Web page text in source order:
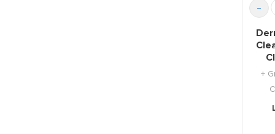
-
+